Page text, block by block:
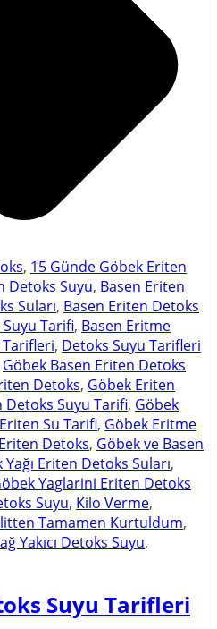
, 15 Günde Göbek Eriten
Detoks Suyu, Basen Eriten
Suları, Basen Eriten Detoks
Tarifi, Basen Eritme
, Detoks Suyu Tarifleri
Göbek Basen Eriten Detoks
Detoks, Göbek Eriten
Detoks Suyu Tarifi, Göbek
Su Tarifi, Göbek Eritme
Detoks, Göbek ve Basen
Yağı Eriten Detoks Suları,
Yaglarini Eriten Detoks
Suyu, Kilo Verme,
Tamamen Kurtuldum,
Yakıcı Detoks Suyu,
Suyu Tarifleri